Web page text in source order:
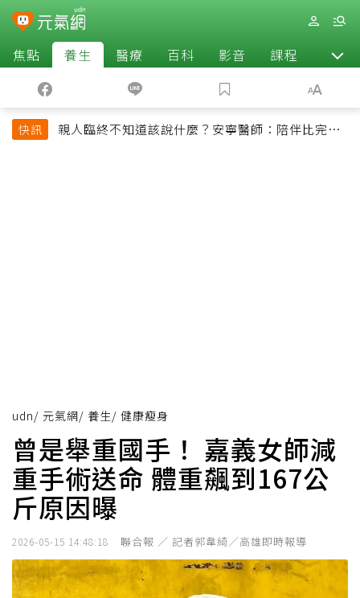
焦點 養生 醫療 百科 影音 課程 退休
快訊
親人臨終不知道該說什麼？安寧醫師：陪伴比完美
udn/ 元氣網/ 養生/ 健康瘦身
曾是舉重國手！ 嘉義女師減
重手術送命 體重飆到167公
斤原因曝
2026-05-15 14:48:18 聯合報 ／ 記者郭韋綺／高雄即時報導